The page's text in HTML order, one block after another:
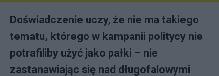
Doświadczenie uczy, że nie ma takiego
tematu, którego w kampanii politycy nie
potrafiliby użyć jako pałki – nie
zastanawiając się nad długofalowymi